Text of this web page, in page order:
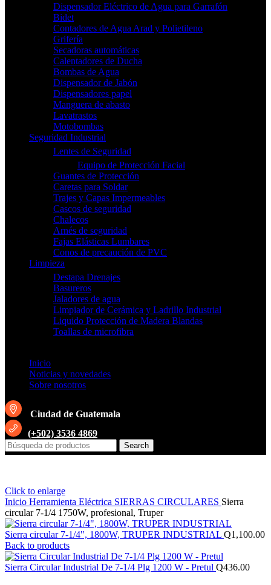
Dispensador Eléctrico de Agua para Garrafón
Bidet
Contadores de Agua Arad y Polietileno
Grifería
Secadoras automáticas
Calentadores de Ducha
Bombas de Agua
Dispensador de Jabón
Dispensadores papel
Manguera de abasto
Lavatrastos
Motobombas
Seguridad Industrial
Lentes de Seguridad
Equipo de Protección Facial
Guantes de Protección
Caretas para Soldar
Trajes y Capas Impermeables
Cascos de seguridad
Chalecos
Arnés de seguridad
Fajas Elásticas Lumbares
Conos de precaución de PVC
Limpieza
Destapa Drenajes
Basureros
Jaladores de agua
Limpiador de Cerámica y Ladrillo Industrial
Liquido Protección de Madera Blandas
Toallas de microfibra
Inicio
Noticias y novedades
Sobre nosotros
Ciudad de Guatemala
(+502) 3536 4869
Search
Click to enlarge
Inicio Herramienta Eléctrica SIERRAS CIRCULARES Sierra
circular 7-1/4 1750W, profesional, Truper
Sierra circular 7-1/4", 1800W, TRUPER INDUSTRIAL Q1,100.00
Back to products
Sierra Circular Industrial De 7-1/4 Plg 1200 W - Pretul Q436.00